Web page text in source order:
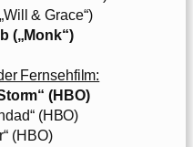
& Grace“)
(„Monk“)
Fernsehfilm:
(HBO)
(HBO)
(HBO)